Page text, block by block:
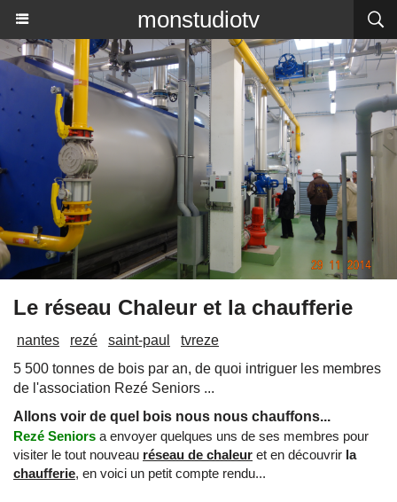
monstudiotv
Le réseau Chaleur et la chaufferie
nantes rezé saint-paul
tvreze
5 500 tonnes de bois par an, de quoi intriguer les membres
de l'association Rezé Seniors ...
Allons voir de quel bois nous nous chauffons...
Rezé Seniors a envoyer quelques uns de ses membres pour
visiter le tout nouveau réseau de chaleur et en découvrir la
chaufferie, en voici un petit compte rendu...